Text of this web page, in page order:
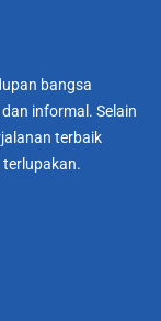
bangsa
informal. Selain
terbaik